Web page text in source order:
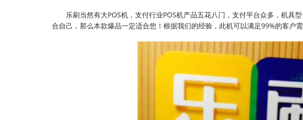
乐刷当然有大POS机，支付行业POS机产品五花八门，支付平台众多，机具
合自己，那么本款爆品一定适合您！根据我们的经验，此机可以满足99%的客户需